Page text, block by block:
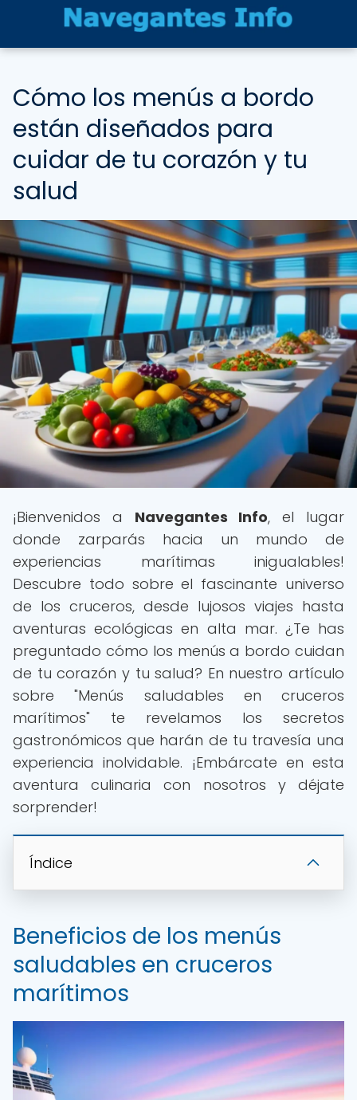
Cómo los menús a bordo
están diseñados para
cuidar de tu corazón y tu
salud
¡Bienvenidos a Navegantes Info, el lugar
donde zarparás hacia un mundo de
experiencias marítimas inigualables!
Descubre todo sobre el fascinante universo
de los cruceros, desde lujosos viajes hasta
aventuras ecológicas en alta mar. ¿Te has
preguntado cómo los menús a bordo cuidan
de tu corazón y tu salud? En nuestro artículo
sobre "Menús saludables en cruceros
marítimos" te revelamos los secretos
gastronómicos que harán de tu travesía una
experiencia inolvidable. ¡Embárcate en esta
aventura culinaria con nosotros y déjate
sorprender!
Índice
Beneficios de los menús
saludables en cruceros
marítimos